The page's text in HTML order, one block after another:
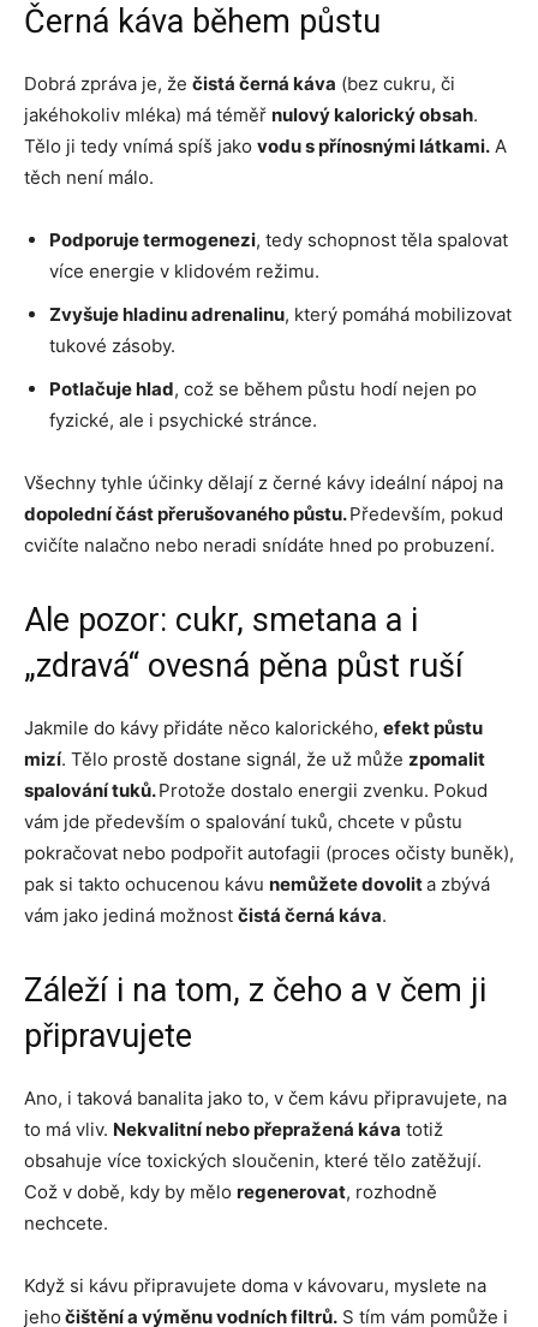
Černá káva během půstu
Dobrá zpráva je, že čistá černá káva (bez cukru, či
jakéhokoliv mléka) má téměř nulový kalorický obsah.
Tělo ji tedy vnímá spíš jako vodu s přínosnými látkami. A
těch není málo.
Podporuje termogenezi, tedy schopnost těla spalovat
více energie v klidovém režimu.
Zvyšuje hladinu adrenalinu, který pomáhá mobilizovat
tukové zásoby.
Potlačuje hlad, což se během půstu hodí nejen po
fyzické, ale i psychické stránce.
Všechny tyhle účinky dělají z černé kávy ideální nápoj na
dopolední část přerušovaného půstu.Především, pokud
cvičíte nalačno nebo neradi snídáte hned po probuzení.
Ale pozor: cukr, smetana a i
„zdravá“ ovesná pěna půst ruší
Jakmile do kávy přidáte něco kalorického, efekt půstu
mizí. Tělo prostě dostane signál, že už může zpomalit
spalování tuků.Protože dostalo energii zvenku. Pokud
vám jde především o spalování tuků, chcete v půstu
pokračovat nebo podpořit autofagii (proces očisty buněk),
pak si takto ochucenou kávu nemůžete dovolita zbývá
vám jako jediná možnost čistá černá káva.
Záleží i na tom, z čeho a v čem ji
připravujete
Ano, i taková banalita jako to, v čem kávu připravujete, na
to má vliv. Nekvalitní nebo přepražená káva totiž
obsahuje více toxických sloučenin, které tělo zatěžují.
Což v době, kdy by mělo regenerovat, rozhodně
nechcete.
Když si kávu připravujete doma v kávovaru, myslete na
jeho čištění a výměnu vodních filtrů. S tím vám pomůže i